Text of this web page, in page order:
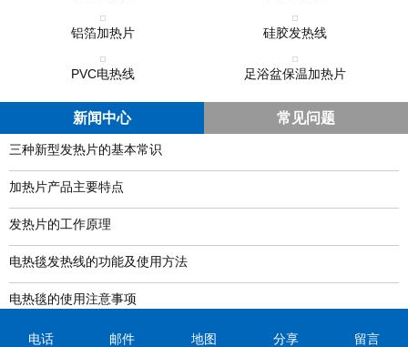
铝箔加热片 硅胶发热线
PVC电热线 足浴盆保温加热片
新闻中心 常见问题
三种新型发热片的基本常识
加热片产品主要特点
发热片的工作原理
电热毯发热线的功能及使用方法
电热毯的使用注意事项
更多>>
电话 邮件 地图 分享 留言